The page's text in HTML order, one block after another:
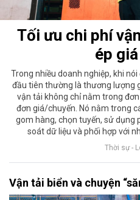
Tối ưu chi phí
ép
Trong nhiều doanh nghiệp, khi
đầu tiên thường là thương lượng
vận tải không chỉ nằm trong
đơn giá/chuyến. Nó nằm trong
gom hàng, chọn tuyến, sử dụng
soát dữ liệu và phối hợp với
Thời sự -
Vận tải biển và chuyện